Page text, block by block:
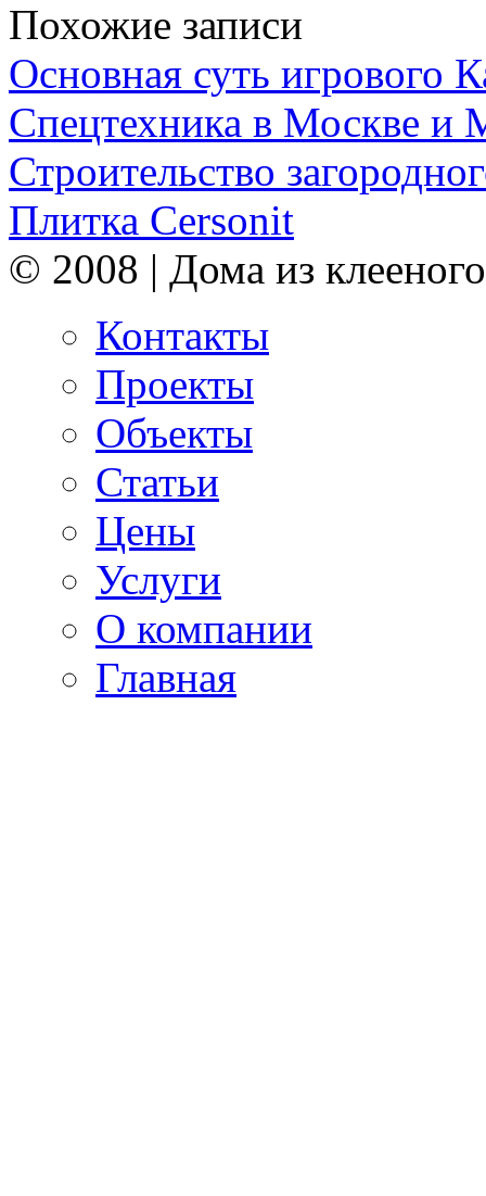
Похожие записи
Основная суть игрового
Спецтехника в Москве и
Строительство
Плитка Cersonit
© 2008 | Дома из
Контакты
Проекты
Объекты
Статьи
Цены
Услуги
О компании
Главная